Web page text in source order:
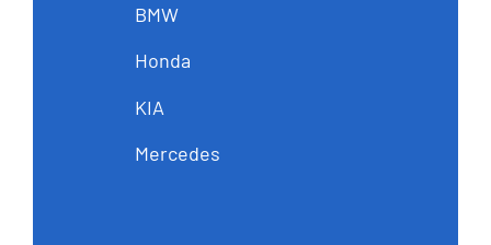
BMW
Honda
KIA
Mercedes